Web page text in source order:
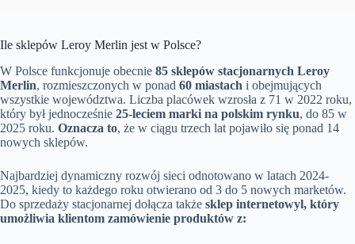
Ile sklepów Leroy Merlin jest w Polsce?
W Polsce funkcjonuje obecnie 85 sklepów stacjonarnych Leroy
Merlin, rozmieszczonych w ponad 60 miastach i obejmujących
wszystkie województwa. Liczba placówek wzrosła z 71 w 2022 roku,
który był jednocześnie 25-leciem marki na polskim rynku, do 85 w
2025 roku. Oznacza to, że w ciągu trzech lat pojawiło się ponad 14
nowych sklepów.
Najbardziej dynamiczny rozwój sieci odnotowano w latach 2024-
2025, kiedy to każdego roku otwierano od 3 do 5 nowych marketów.
Do sprzedaży stacjonarnej dołącza także sklep internetowyl, który
umożliwia klientom zamówienie produktów z: